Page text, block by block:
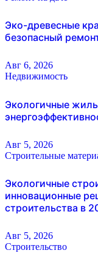
Эко-древесные
безопасный
Авг 6, 2026
Недвижимость
Экологичные
Авг 5, 2026
Строительные
Экологичные
инновационные
строительства в
Авг 5, 2026
Строительство